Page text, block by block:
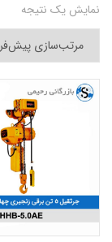
نمایش یک نتیجه